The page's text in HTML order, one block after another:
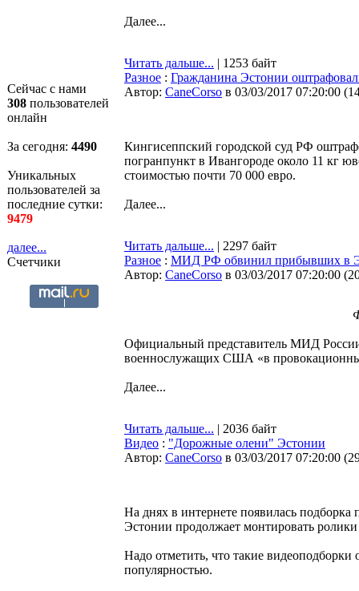
Сейчас с нами
308 пользователей
онлайн
За сегодня: 4490
Уникальных
пользователей за
последние сутки:
9479
далее...
Счетчики
Далее...
Читать дальше... | 1253 байт
Разное : Гражданина Эстонии
Автор: CaneCorso в 03/03/2017 07:20:00 (
Кингисеппский городской суд РФ
погранпункт в Ивангороде около 11 кг
стоимостью почти 70 000 евро.
Далее...
Читать дальше... | 2297 байт
Разное : МИД РФ обвинил прибывших в
Автор: CaneCorso в 03/03/2017 07:20:00 (
Официальный представитель МИД
военнослужащих США «в
Далее...
Читать дальше... | 2036 байт
Видео : "Дорожные олени" Эстонии
Автор: CaneCorso в 03/03/2017 07:20:00 (
На днях в интернете появилась
Эстонии продолжает монтировать
Надо отметить, что такие
популярностью.